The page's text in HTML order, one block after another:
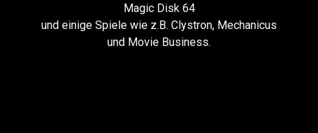
Magic Disk 64
und einige Spiele wie z.B. Clystron, Mechanicus
und Movie Business.